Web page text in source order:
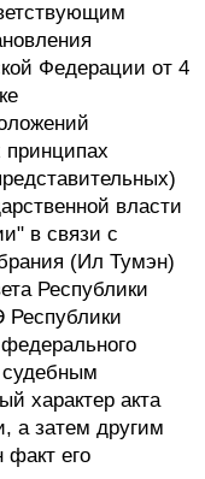
Федерации от 4
власти
в связи с
(Ил Тумэн)
Республики
Республики
судебным
характер акта
а затем другим
его